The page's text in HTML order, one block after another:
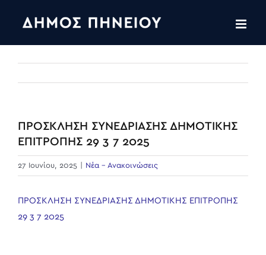
ΠΡΟΣΚΛΗΣΗ ΣΥΝΕΔΡΙΑΣΗΣ ΔΗΜΟΤΙΚΗΣ
ΕΠΙΤΡΟΠΗΣ 29 3 7 2025
27 Ιουνίου, 2025 Νέα - Ανακοινώσεις
ΠΡΟΣΚΛΗΣΗ ΣΥΝΕΔΡΙΑΣΗΣ ΔΗΜΟΤΙΚΗΣ ΕΠΙΤΡΟΠΗΣ
29 3 7 2025